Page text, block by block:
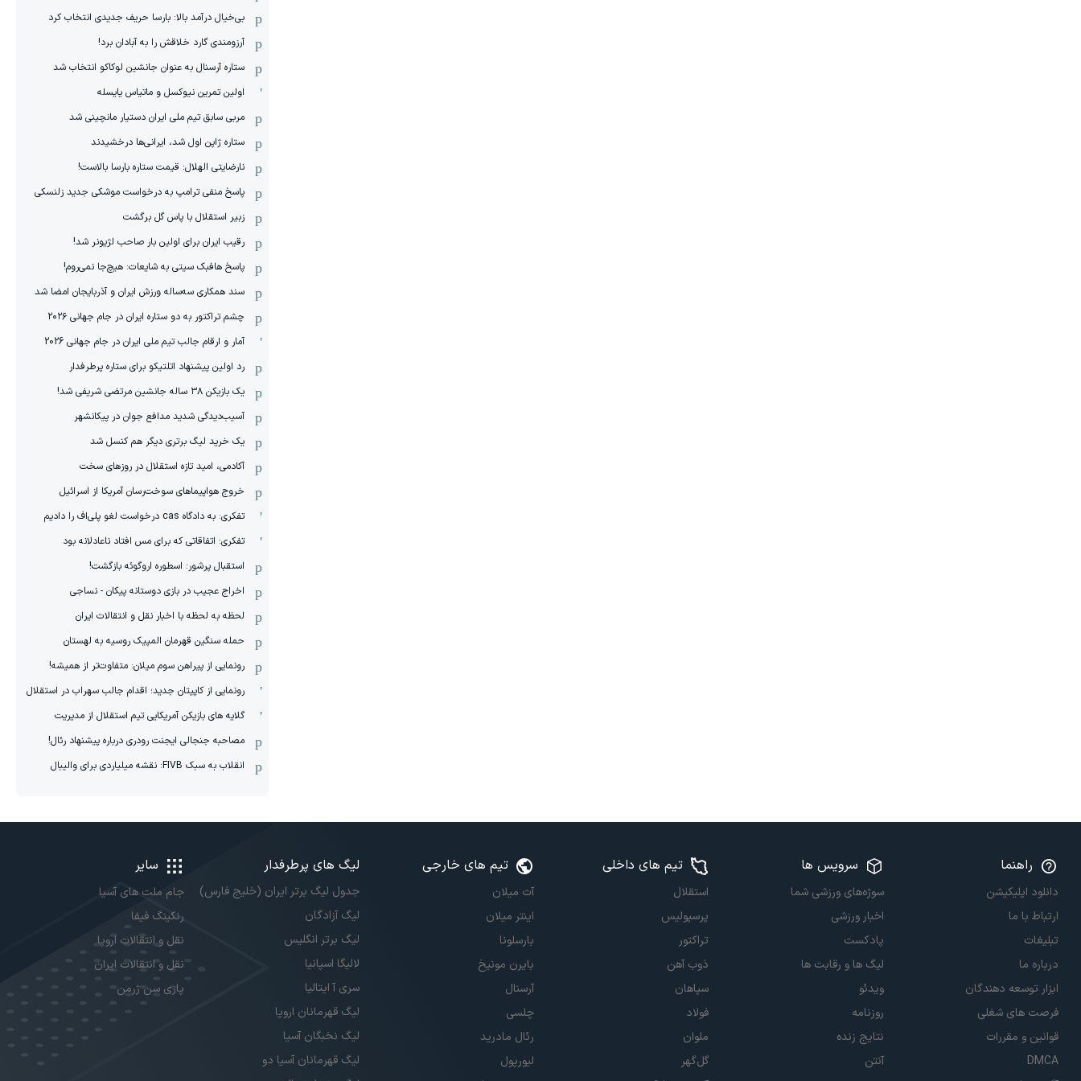
بی‌خیال درآمد بالا: بارسا حریف جدیدی انتخاب کرد
آرزومندی گارد خلاقش را به آبادان برد!
ستاره آرسنال به عنوان جانشین لوکاکو انتخاب شد
اولین تمرین نیوکسل و ماتیاس یایسله
مربی سابق تیم ملی ایران دستیار مانچینی شد
ستاره ژاپن اول شد، ایرانی‌ها درخشیدند
نارضایتی الهلال: قیمت ستاره بارسا بالاست!
پاسخ منفی ترامپ به درخواست موشکی جدید زلنسکی
زبیر استقلال با پاس گل برگشت
رقیب ایران برای اولین بار صاحب لژیونر شد!
پاسخ هافبک سیتی به شایعات: هیچ‌جا نمی‌روم!
سند همکاری سه‌ساله‌ ‌ورزش ایران و آذربایجان امضا شد
چشم تراکتور به دو ستاره ایران در جام جهانی ۲۰۲۶
آمار و ارقام جالب تیم ملی ایران در جام جهانی 2026
رد اولین پیشنهاد اتلتیکو برای ستاره پرطرفدار
یک بازیکن ۳۸ ساله جانشین مرتضی شریفی شد!
آسیب‌دیدگی شدید مدافع جوان در پیکانشهر
یک خرید لیگ برتری دیگر هم کنسل شد
آکادمی، امید تازه استقلال در روزهای سخت
خروج هواپیماهای سوخت‌رسان آمریکا از اسرائیل
تفکری: به دادگاه cas درخواست لغو پلی‌اف را دادیم
تفکری: اتفاقاتی که برای مس افتاد ناعادلانه بود
استقبال پرشور: اسطوره اروگوئه بازگشت!
اخراج عجیب در بازی دوستانه پیکان - نساجی
لحظه به لحظه با اخبار نقل و انتقالات ایران
حمله سنگین قهرمان المپیک روسیه به لهستان
رونمایی از پیراهن سوم میلان: متفاوت‌تر از همیشه!
رونمایی از کاپیتان جدید؛ اقدام جالب سهراب در استقلال
گلایه های بازیکن آمریکایی تیم استقلال از مدیریت
مصاحبه جنجالی ایجنت رودری درباره پیشنهاد رئال!
انقلاب به سبک FIVB: نقشه میلیاردی برای والیبال
راهنما
دانلود اپلیکیشن
ارتباط با ما
تبلیغات
درباره ما
ابزار توسعه دهندگان
فرصت های شغلی
قوانین و مقررات
DMCA
سرویس ها
سوژه‌های ورزشی شما
اخبار ورزشی
پادکست
لیگ ها و رقابت ها
ویدئو
روزنامه
نتایج زنده
آنتن
تیم های داخلی
استقلال
پرسپولیس
تراکتور
ذوب آهن
سپاهان
فولاد
ملوان
گل‌گهر
تیم های خارجی
آث میلان
اینتر میلان
بارسلونا
بایرن مونیخ
آرسنال
چلسی
رئال مادرید
لیورپول
لیگ های پرطرفدار
جدول لیگ برتر ایران (خلیج فارس)
لیگ آزادگان
لیگ برتر انگلیس
لالیگا اسپانیا
سری آ ایتالیا
لیگ قهرمانان اروپا
لیگ نخبگان آسیا
لیگ قهرمانان آسیا دو
سایر
جام ملت های آسیا
رنکینگ فیفا
نقل و انتقالات اروپا
نقل و انتقالات ایران
پاری سن ژرمن